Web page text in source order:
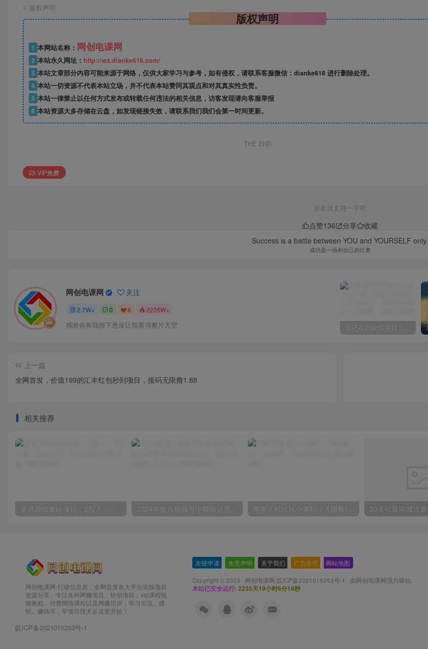
© 版权声明
版权声明
1 本网站名称： 网创电课网
2 本站永久网址： http://wz.dianke618.com/
3 本站文章部分内容可能来源于网络，仅供大家学习与参考，如有侵权，请联系客服微信：dianke618 进行删除处理。
4 本站一切资源不代表本站立场，并不代表本站赞同其观点和对其真实性负责。
5 本站一律禁止以任何方式发布或转载任何违法的相关信息，访客发现请向客服举报
6 本站资源大多存储在云盘，如发现链接失效，请联系我们我们会第一时间更新。
THE END
VIP免费
喜欢就支持一下吧
点赞136 分享
收藏
Success is a battle between YOU and YOURSELF only.
成功是一场和自己的比赛
网创电课网 关注
2.7W+ 0 8 2226W+
感谢你将我推下悬崖让我看清整片天空 你还在到处找项目？还在当韭菜？我却靠卖项目一个月赚5万，曾经我也和你一样懵懂。
上一篇
全网首发，价值199的汇丰红包秒到项目，接码无限撸1.88
相关推荐
某讯游戏搬砖项目，0投入，可以挂机，轻松上手,月入3000+上不封顶 2024年盘点视频号中视频运营，盘点视频号创作分成计划，快速过原创日入300+ 苹果手机试玩小兼职，无限换ID，0本0撸，单机日撸30+
网创电课网-打破信息差，全网首发各大平台实操项目
资源分享、专注各种网赚项目、轻创项目，vip课程视
频教程、付费网络课程以及网赚培训，学习引流、建
站、赚钱等，学项目技术从这里开始！
友链申请 免责声明 关于我们 广告合作 网站地图
Copyright © 2023 · 网创电课网 皖ICP备2021015253号-1 · 由网创电课网强力驱动.
本站已安全运行: 2235天19小时6分19秒
皖ICP备2021015253号-1